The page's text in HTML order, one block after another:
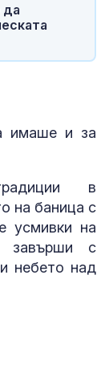
да
имаше и за
в
на баница с
усмивки на
завърши с
небето над